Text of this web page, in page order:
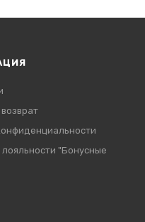
"Бонусные